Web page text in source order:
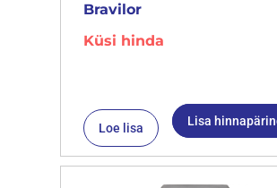
Bravilor
Küsi hinda
Loe lisa Lisa